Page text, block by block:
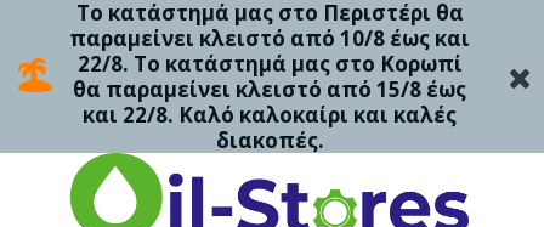
Το κατάστημά μας στο Περιστέρι θα
παραμείνει κλειστό από 10/8 έως και
22/8. Το κατάστημά μας στο Κορωπί
θα παραμείνει κλειστό από 15/8 έως
και 22/8. Καλό καλοκαίρι και καλές
διακοπές.